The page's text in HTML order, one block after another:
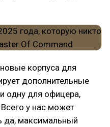
корпуса для
дополнительные
одну для офицера,
у нас может
да, максимальный